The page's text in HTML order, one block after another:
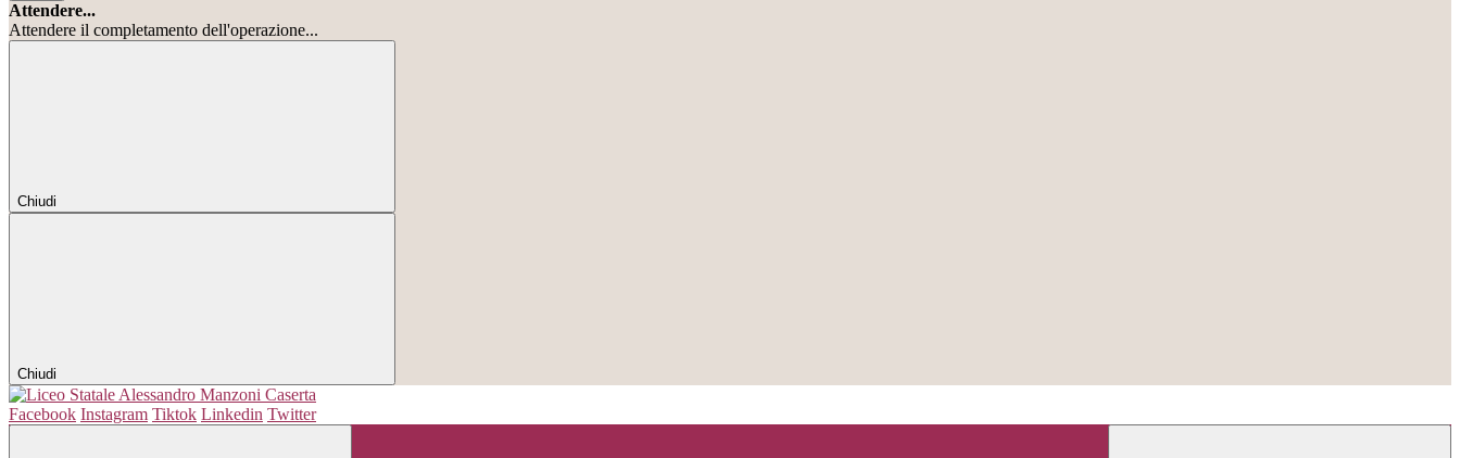
Attendere...
Attendere il completamento dell'operazione...
Chiudi
Chiudi
Facebook Instagram Tiktok Linkedin Twitter